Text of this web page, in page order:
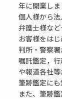
年に開業しま
個人様から法
弁護士様な
お客様をは
判所・警察
嘱託鑑定，
や報道各社
筆跡鑑定にも
また、筆跡